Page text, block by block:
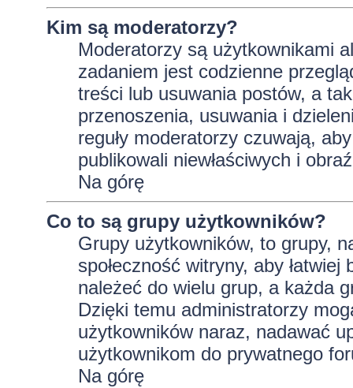
Kim są moderatorzy?
Moderatorzy są użytkownikami
zadaniem jest codzienne
treści lub usuwania postów, a
przenoszenia, usuwania i
reguły moderatorzy czuwają,
publikowali niewłaściwych i
Na górę
Co to są grupy użytkowników?
Grupy użytkowników, to grupy,
społeczność witryny, aby
należeć do wielu grup, a każda
Dzięki temu administratorzy
użytkowników naraz, nadawać
użytkownikom do prywatnego
Na górę